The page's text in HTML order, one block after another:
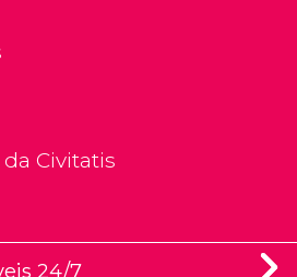
Civitatis
24/7